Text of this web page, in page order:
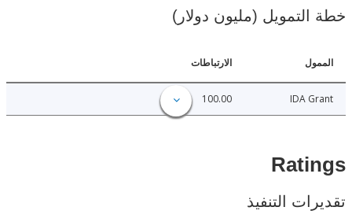
(مليون دولار)
الارتباطات
IDA
التنفيذ